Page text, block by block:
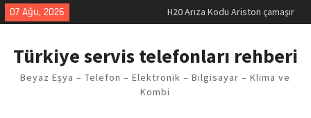
Skip
to
07 Ağu, 2026
LG kombi E2 Arızası Çözümü
Arçelik buzdolabı F5 Hatası
Vaillant çamaşır makinesi E03
Arıza Kodu
Ferroli klima E3 Arızası Çözümü
Türkiye servis telefonları rehberi
Beyaz Eşya – Telefon – Elektronik – Bilgisayar – Klima ve
Kombi